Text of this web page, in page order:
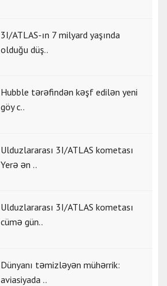
3I/ATLAS-ın 7 milyard yaşında
olduğu düş..
Hubble tərəfindən kəşf edilən yeni
göy c..
Ulduzlararası 3I/ATLAS kometası
Yerə ən ..
Ulduzlararası 3I/ATLAS kometası
cümə gün..
Dünyanı təmizləyən mühərrik:
aviasiyada ..